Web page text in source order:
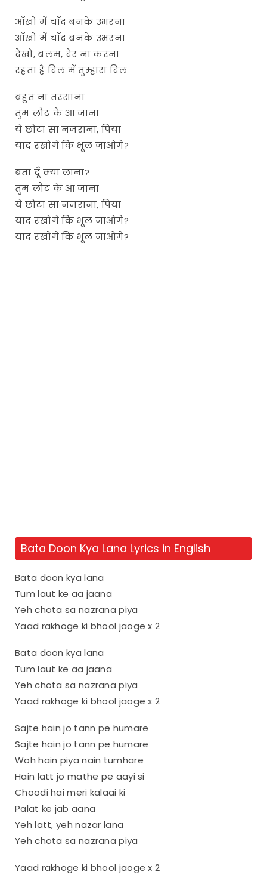
आँखों में चाँद बनके उभरना
आँखों में चाँद बनके उभरना
देखो, बलम, देर ना करना
रहता है दिल में तुम्हारा दिल
बहुत ना तरसाना
तुम लौट के आ जाना
ये छोटा सा नज़राना, पिया
याद रखोगे कि भूल जाओगे?
बता दूँ क्या लाना?
तुम लौट के आ जाना
ये छोटा सा नज़राना, पिया
याद रखोगे कि भूल जाओगे?
याद रखोगे कि भूल जाओगे?
Bata Doon Kya Lana Lyrics in English
Bata doon kya lana
Tum laut ke aa jaana
Yeh chota sa nazrana piya
Yaad rakhoge ki bhool jaoge x 2
Bata doon kya lana
Tum laut ke aa jaana
Yeh chota sa nazrana piya
Yaad rakhoge ki bhool jaoge x 2
Sajte hain jo tann pe humare
Sajte hain jo tann pe humare
Woh hain piya nain tumhare
Hain latt jo mathe pe aayi si
Choodi hai meri kalaai ki
Palat ke jab aana
Yeh latt, yeh nazar lana
Yeh chota sa nazrana piya
Yaad rakhoge ki bhool jaoge x 2